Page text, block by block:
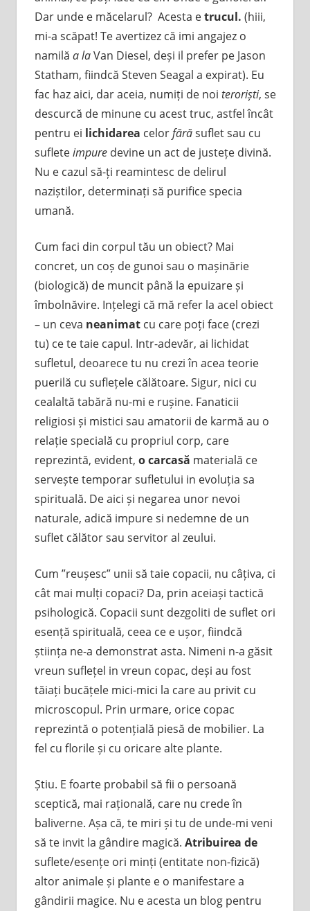
Dar unde e măcelarul? Acesta etrucul. (hiii,
mi-a scăpat! Te avertizez că imi angajez o
namilă a laVan Diesel, deși il prefer pe Jason
Statham, fiindcă Steven Seagal a expirat). Eu
fac haz aici, dar aceia, numiți de noi teroriști, se
descurcă de minune cu acest truc, astfel încât
pentru ei lichidarea celorfărăsuflet sau cu
sufleteimpuredevine un act de justețe divină.
Nu e cazul să-ți reamintesc de delirul
naziștilor, determinați să purifice specia
umană.
Cum faci din corpul tău un obiect? Mai
concret, un coș de gunoi sau o mașinărie
(biologică) de muncit până la epuizare și
îmbolnăvire. Ințelegi că mă refer la acel obiect
– un ceva neanimatcu care poți face (crezi
tu) ce te taie capul. Intr-adevăr, ai lichidat
sufletul, deoarece tu nu crezi în acea teorie
puerilă cu suflețele călătoare. Sigur, nici cu
cealaltă tabără nu-mi e rușine. Fanaticii
religiosi și mistici sau amatorii de karmă au o
relație specială cu propriul corp, care
reprezintă, evident, o carcasă materială ce
servește temporar sufletului in evoluția sa
spirituală. De aici și negarea unor nevoi
naturale, adică impure si nedemne de un
suflet călător sau servitor al zeului.
Cum ”reușesc” unii să taie copacii, nu câțiva, ci
cât mai mulți copaci? Da, prin aceiași tactică
psihologică. Copacii sunt dezgoliti de suflet ori
esență spirituală, ceea ce e ușor, fiindcă
știința ne-a demonstrat asta. Nimeni n-a găsit
vreun suflețel in vreun copac, deși au fost
tăiați bucățele mici-mici la care au privit cu
microscopul. Prin urmare, orice copac
reprezintă o potențială piesă de mobilier. La
fel cu florile și cu oricare alte plante.
Știu. E foarte probabil să fii o persoană
sceptică, mai rațională, care nu crede în
baliverne. Așa că, te miri și tu de unde-mi veni
să te invit la gândire magică. Atribuirea de
suflete/esențe ori minți (entitate non-fizică)
altor animale și plante e o manifestare a
gândirii magice. Nu e acesta un blog pentru